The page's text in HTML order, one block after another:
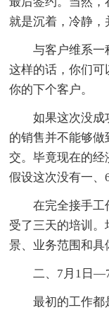
就是沉着，冷静，
与客户维系一
这样的话，你们
你的下个客户。
如果这次没成
的销售并不能够
交。毕竟现在的经
假设这次没有一
在完全接手工
受了三天的培训
景、业务范围和具
二、7月1日
最初的工作都